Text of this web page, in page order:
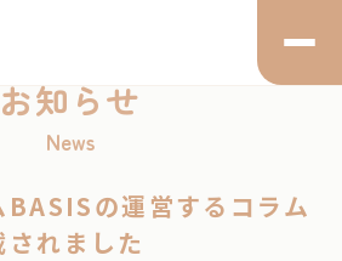
お知らせ
News
の運営するコラム
れました